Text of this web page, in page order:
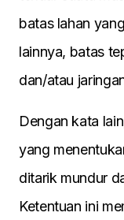
batas lahan
lainnya, batas
dan/atau
Dengan kata
yang
ditarik mundur
Ketentuan ini